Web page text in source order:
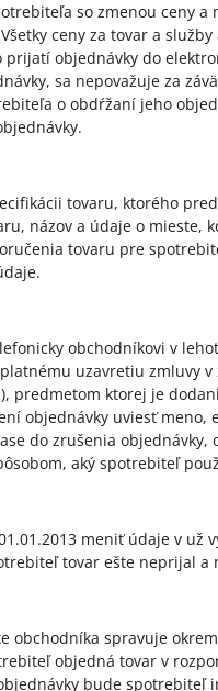
so zmenou ceny a
ceny za tovar a
objednávky do
sa nepovažuje za
o obdŕžaní jeho
tovaru, ktorého
názov a údaje o mieste,
tovaru pre
obchodníkovi v
uzavretiu zmluvy
predmetom ktorej je
objednávky uviesť meno,
do zrušenia
aký spotrebiteľ
meniť údaje v už
tovar ešte neprijal a
spravuje
objedná tovar v
bude spotrebiteľ